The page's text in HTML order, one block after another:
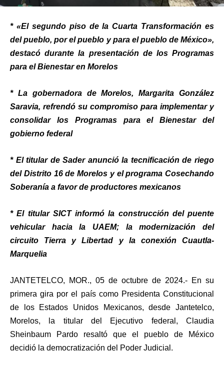
* «El segundo piso de la Cuarta Transformación es
del pueblo, por el pueblo y para el pueblo de México»,
destacó durante la presentación de los Programas
para el Bienestar en Morelos
* La gobernadora de Morelos, Margarita González
Saravia, refrendó su compromiso para implementar y
consolidar los Programas para el Bienestar del
gobierno federal
* El titular de Sader anunció la tecnificación de riego
del Distrito 16 de Morelos y el programa Cosechando
Soberanía a favor de productores mexicanos
* El titular SICT informó la construcción del puente
vehicular hacia la UAEM; la modernización del
circuito Tierra y Libertad y la conexión Cuautla-
Marquelia
JANTETELCO, MOR., 05 de octubre de 2024.- En su
primera gira por el país como Presidenta Constitucional
de los Estados Unidos Mexicanos, desde Jantetelco,
Morelos, la titular del Ejecutivo federal, Claudia
Sheinbaum Pardo resaltó que el pueblo de México
decidió la democratización del Poder Judicial.